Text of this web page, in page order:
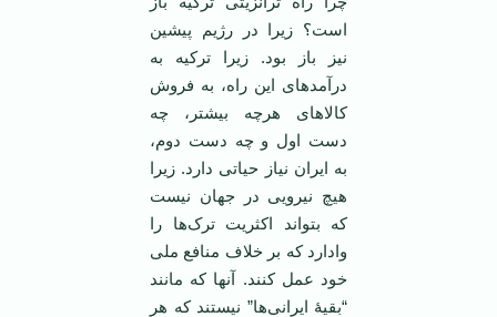
است؟ زیرا در رژیم پیشین
نیز باز بود. زیرا ترکیه به
درآمدهای این راه، به فروش
کالاهای هرچه بیشتر، چه
دست اول و چه دست دوم،
به ایران نیاز حیاتی دارد. زیرا
هیچ نیرویی در جهان نیست
که بتواند اکثریت ترک‌ها را
وادارد که بر خلاف منافع ملی
خود عمل کنند. آنها که مانند
“بقیۀ ایرانی‌ها” نیستند که هر